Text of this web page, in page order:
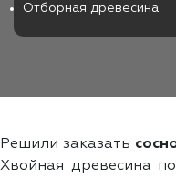
Отборная древесина
Решили заказать
Хвойная древесина